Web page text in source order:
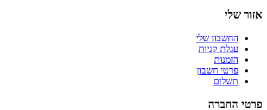
אזור שלי
החשבון שלי
עגלת קניות
הזמנות
פרטי חשבון
תשלום
פרטי החברה